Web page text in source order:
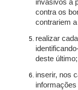
invasivos à
contra os
contrariem
realizar
deste último;
inserir, nos